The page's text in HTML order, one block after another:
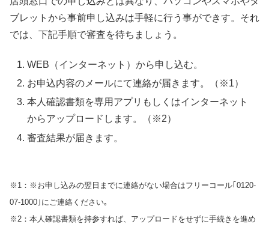
ブレットから事前申し込みは手軽に行う事ができす。それ
では、下記手順で審査を待ちましょう。
WEB（インターネット）から申し込む。
お申込内容のメールにて連絡が届きます。（※1）
本人確認書類を専用アプリもしくはインターネット
からアップロードします。（※2）
審査結果が届きます。
※1：※お申し込みの翌日までに連絡がない場合はフリーコール｢0120-
07-1000｣にご連絡ください｡
※2：本人確認書類を持参すれば、アップロードをせずに手続きを進め